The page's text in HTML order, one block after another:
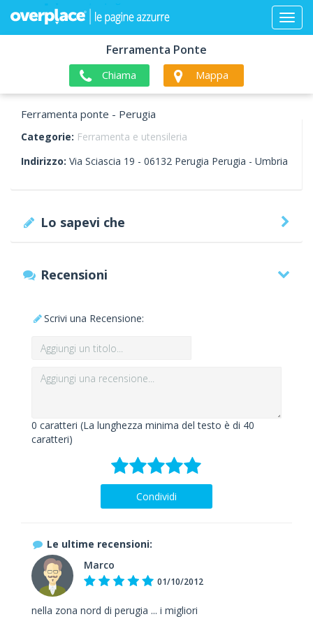
Ferramenta Ponte
Chiama Mappa
Ferramenta ponte - Perugia
Categorie: Ferramenta e utensileria
Indirizzo: Via Sciascia 19 - 06132 Perugia Perugia - Umbria
Lo sapevi che
Recensioni
Scrivi una Recensione:
0 caratteri (La lunghezza minima del testo è di 40
caratteri)
Condividi
Le ultime recensioni:
Marco
01/10/2012
nella zona nord di perugia ... i migliori